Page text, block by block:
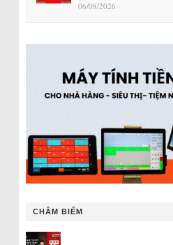
06/08/2026
CHÂM BIẾM